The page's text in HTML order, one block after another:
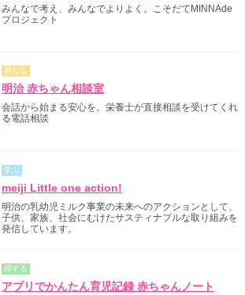
みんなで考え、みんなでよりよく。こそだてMINNAde
プロジェクト
尋ねる
明治 赤ちゃん相談室
会話から始まる安心を。栄養士が直接相談を受けてくれ
る電話相談
学ぶ
meiji Little one action!
明治の乳幼児ミルク事業の未来へのアクションとして、
子供、家族、社会にむけたサスティナブルな取り組みを
発信しています。
得する
アプリでかんたん育児記録 赤ちゃんノート